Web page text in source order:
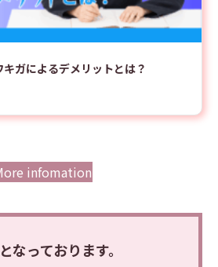
ガによるデメリットとは？
infomation
なっております。